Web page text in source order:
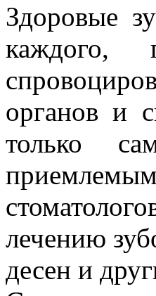
Здоровые
каждого,
органов и
только
лечению
десен и